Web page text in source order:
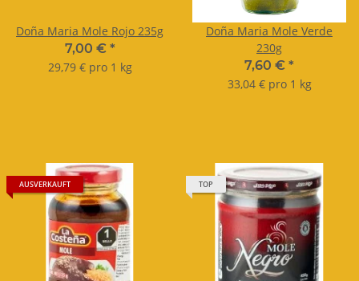
Doña Maria Mole Rojo 235g
7,00 € *
29,79 € pro 1 kg
Doña Maria Mole Verde
230g
7,60 € *
33,04 € pro 1 kg
AUSVERKAUFT TOP